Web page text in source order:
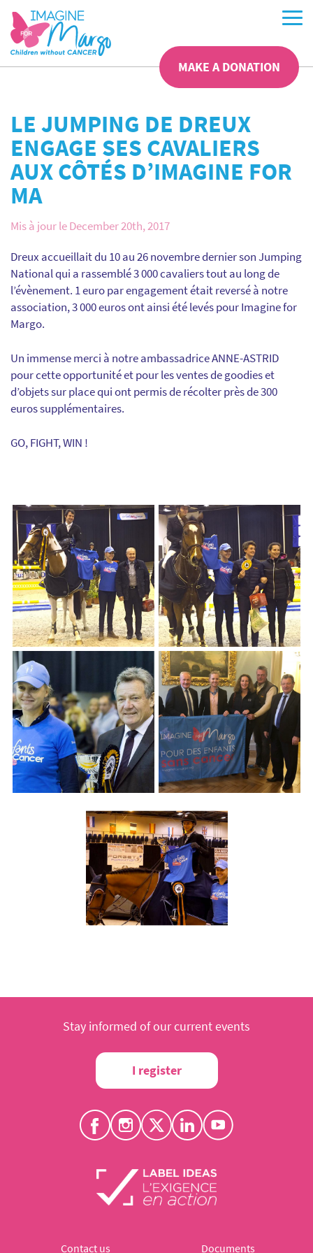
MAKE A DONATION
LE JUMPING DE DREUX
ENGAGE SES CAVALIERS
AUX CÔTÉS D’IMAGINE FOR
MA
Mis à jour le December 20th, 2017
Dreux accueillait du 10 au 26 novembre dernier son Jumping
National qui a rassemblé 3 000 cavaliers tout au long de
l’évènement. 1 euro par engagement était reversé à notre
association, 3 000 euros ont ainsi été levés pour Imagine for
Margo.
Un immense merci à notre ambassadrice ANNE-ASTRID
pour cette opportunité et pour les ventes de goodies et
d’objets sur place qui ont permis de récolter près de 300
euros supplémentaires.
GO, FIGHT, WIN !
Stay informed of our current events
I register
Contact us Documents